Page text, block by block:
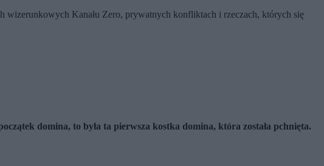
wizerunkowych Kanału Zero, prywatnych konfliktach i rzeczach, których się
domina, to była ta pierwsza kostka domina, która została pchnięta.